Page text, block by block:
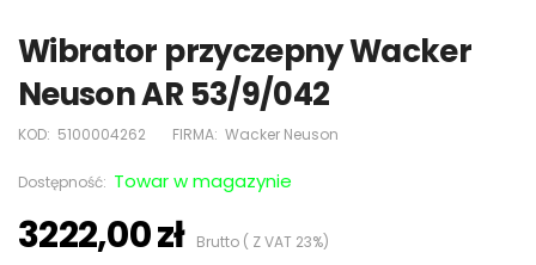
Wibrator przyczepny Wacker
Neuson AR 53/9/042
KOD: 5100004262 FIRMA: Wacker Neuson
Dostępność: Towar w magazynie
3222,00 złBrutto ( Z VAT 23%)